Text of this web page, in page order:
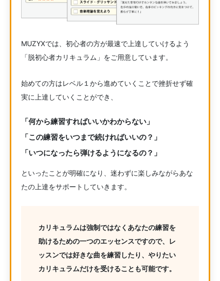
MUZYXでは、初心者の方が最速で上達していけるよう
「脱初心者カリキュラム」をご用意しています。
始めての方はレベル１から進めていくことで挫折せず確
実に上達していくことができ、
「何から練習すればいいかわからない」
「この練習をいつまで続ければいいの？」
「いつになったら弾けるようになるの？」
といったことが明確になり、迷わずに楽しみながらあな
たの上達をサポートしていきます。
カリキュラムは強制ではなくあなたの練習を
助けるための一つのエッセンスですので、レ
ッスンでは好きな曲を練習したり、やりたい
カリキュラムだけを受けることも可能です。